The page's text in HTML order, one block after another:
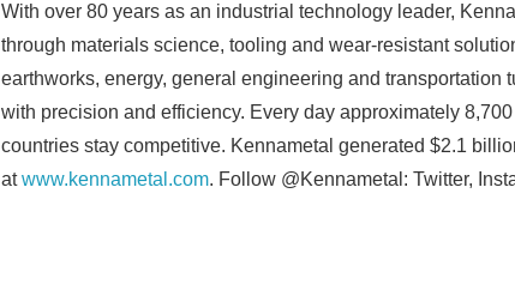
With over 80 years as an industrial technology leader,
through materials science, tooling and wear-resistant
earthworks, energy, general engineering and transportation
with precision and efficiency. Every day approximately
countries stay competitive. Kennametal generated $2.1
atwww.kennametal.com. Follow @Kennametal: Twitter,